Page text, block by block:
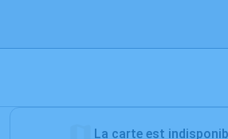
La carte est